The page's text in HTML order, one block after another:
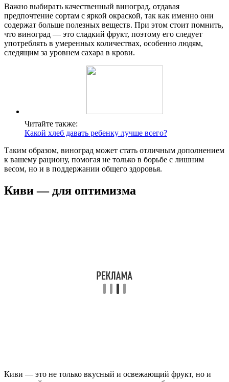
Важно выбирать качественный виноград, отдавая
предпочтение сортам с яркой окраской, так как именно они
содержат больше полезных веществ. При этом стоит помнить,
что виноград — это сладкий фрукт, поэтому его следует
употреблять в умеренных количествах, особенно людям,
следящим за уровнем сахара в крови.
Читайте также:
Какой хлеб давать ребенку лучше всего?
Таким образом, виноград может стать отличным дополнением
к вашему рациону, помогая не только в борьбе с лишним
весом, но и в поддержании общего здоровья.
Киви — для оптимизма
Киви — это не только вкусный и освежающий фрукт, но и